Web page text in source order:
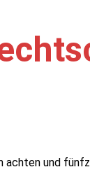
und